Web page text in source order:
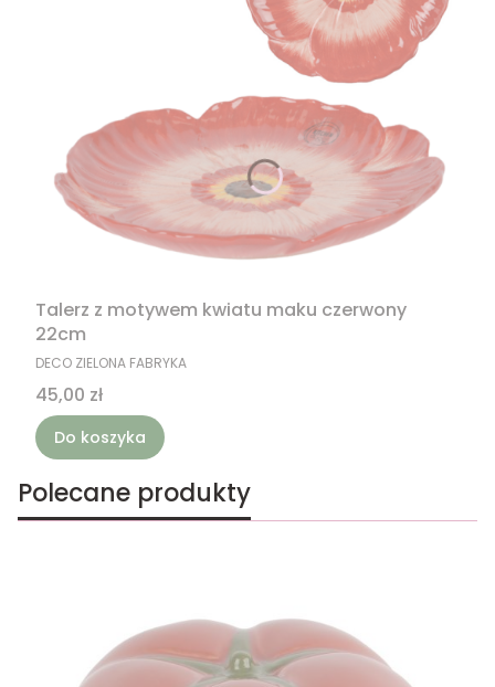
Talerz z motywem kwiatu maku czerwony
22cm
PRODUCENT
DECO ZIELONA FABRYKA
Cena
45,00 zł
Do koszyka
Polecane produkty